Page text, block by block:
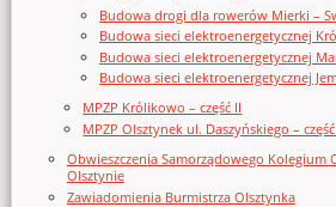
Budowa drogi dla rowerów Mierki –
Budowa sieci elektroenergetycznej
Budowa sieci elektroenergetycznej
Budowa sieci elektroenergetycznej
MPZP Królikowo – część II
MPZP Olsztynek ul. Daszyńskiego –
Obwieszczenia Samorządowego Kolegium
Olsztynie
Zawiadomienia Burmistrza Olsztynka